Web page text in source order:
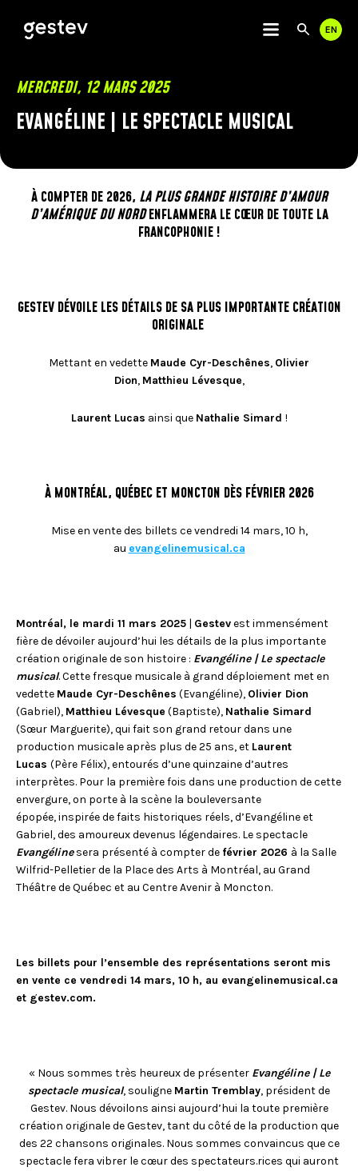
de
EN
CALENDRIER
EXPÉRIENCE PREMIUM
NOS LIEUX DE DIFFUSION
JOINDRE L'ÉQUIPE
COMMUNAUTÉ
FACEBOOK
INSTAGRAM
MERCREDI, 12 MARS 2025
EVANGÉLINE | LE SPECTACLE MUSICAL
À COMPTER DE 2026, LA PLUS GRANDE HISTOIRE D’AMOUR
D’AMÉRIQUE DU NORDENFLAMMERA LE CŒUR DE TOUTE LA
FRANCOPHONIE !
GESTEV DÉVOILE LES DÉTAILS DE SA PLUS IMPORTANTE CRÉATION
ORIGINALE
Mettant en vedette Maude Cyr-Deschênes, Olivier
Dion, Matthieu Lévesque,
Laurent Lucas ainsi que Nathalie Simard !
À MONTRÉAL, QUÉBEC ET MONCTON DÈS FÉVRIER 2026
Mise en vente des billets ce vendredi 14 mars, 10 h,
au evangelinemusical.ca
Montréal, le mardi 11 mars 2025 | Gestevest immensément
fière de dévoiler aujourd’hui les détails de la plus importante
création originale de son histoire : Evangéline | Le spectacle
musical. Cette fresque musicale à grand déploiement met en
vedette Maude Cyr-Deschênes (Evangéline), Olivier Dion
(Gabriel), Matthieu Lévesque (Baptiste), Nathalie Simard
(Sœur Marguerite), qui fait son grand retour dans une
production musicale après plus de 25 ans, et Laurent
Lucas (Père Félix), entourés d’une quinzaine d’autres
interprètes. Pour la première fois dans une production de cette
envergure, on porte à la scène la bouleversante
épopée, inspirée de faits historiques réels, d’Evangéline et
Gabriel, des amoureux devenus légendaires. Le spectacle
Evangélinesera présenté à compter de février 2026 à la Salle
Wilfrid-Pelletier de la Place des Arts à Montréal, au Grand
Théâtre de Québec et au Centre Avenir à Moncton.
Les billets pour l’ensemble des représentations seront mis
en vente ce vendredi 14 mars, 10 h, au evangelinemusical.ca
et gestev.com.
« Nous sommes très heureux de présenter Evangéline | Le
spectacle musical, souligne Martin Tremblay, président de
Gestev. Nous dévoilons ainsi aujourd’hui la toute première
création originale de Gestev, tant du côté de la production que
des 22 chansons originales. Nous sommes convaincus que ce
spectacle fera vibrer le cœur des spectateurs.rices qui auront